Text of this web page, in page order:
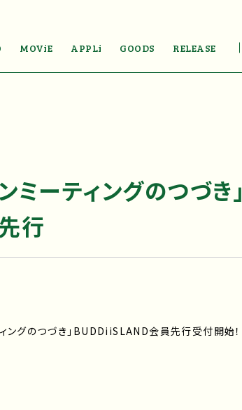
MOViE APPLi GOODS RELEASE
ミーティングのつづき」
行
ングのつづき」BUDDiiSLAND会員先行受付開始！